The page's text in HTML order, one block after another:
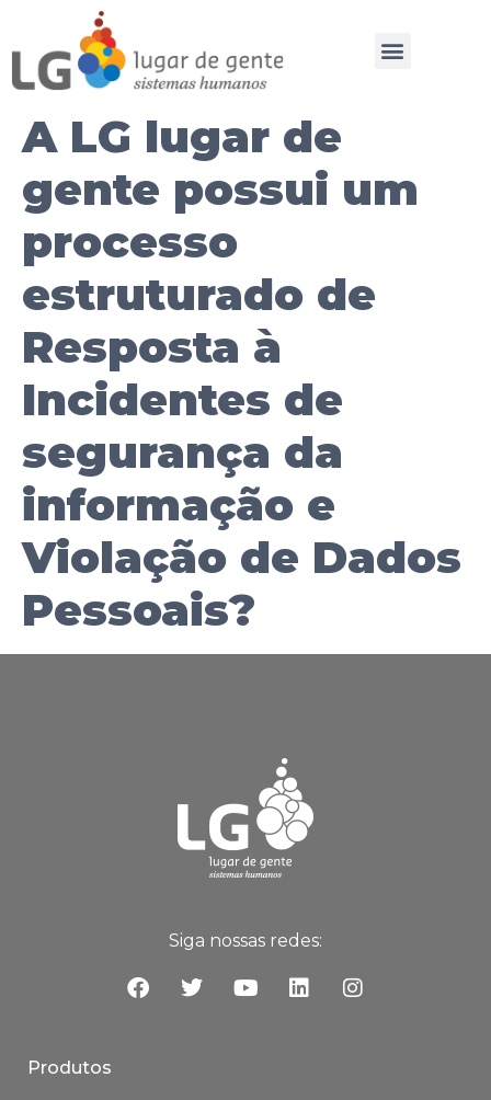
A LG lugar de
gente possui um
processo
estruturado de
Resposta à
Incidentes de
segurança da
informação e
Violação de Dados
Pessoais?
Siga nossas redes:
Produtos